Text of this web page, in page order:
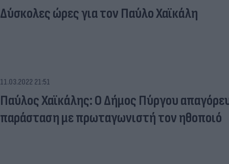
Δύσκολες ώρες για τον Παύλο Χαϊκάλη
11.03.2022 21:51
Παύλος Χαϊκάλης: Ο Δήμος Πύργου
παράσταση με πρωταγωνιστή τον ηθοποιό